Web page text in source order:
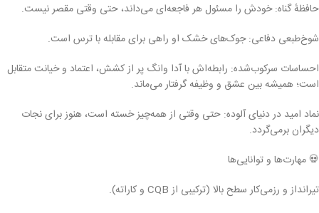
حافظهٔ گناه: خودش را مسئول هر فاجعه‌ای می‌داند، حتی وقتی مقصر نیست.
شوخ‌طبعی دفاعی: جوک‌های خشک او راهی برای مقابله با ترس است.
احساسات سرکوب‌شده: رابطه‌اش با آدا وانگ پر از کشش، اعتماد و خیانت متقابل
است؛ همیشه بین عشق و وظیفه گرفتار می‌ماند.
نماد امید در دنیای آلوده: حتی وقتی از همه‌چیز خسته است، هنوز برای نجات
دیگران برمی‌گردد.
💀 مهارت‌ها و توانایی‌ها
تیرانداز و رزمی‌کار سطح بالا (ترکیبی از CQB و کاراته).